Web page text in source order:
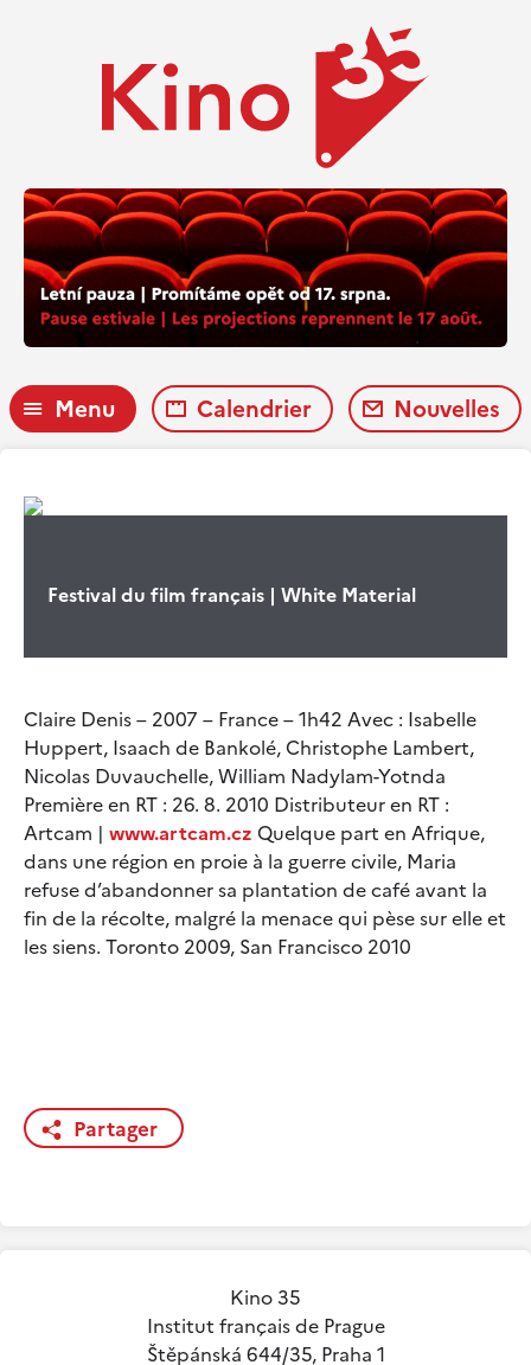
Menu Calendrier Nouvelles
Festival du film français | White Material
Claire Denis – 2007 – France – 1h42 Avec : Isabelle
Huppert, Isaach de Bankolé, Christophe Lambert,
Nicolas Duvauchelle, William Nadylam-Yotnda
Première en RT : 26. 8. 2010 Distributeur en RT :
Artcam | www.artcam.cz Quelque part en Afrique,
dans une région en proie à la guerre civile, Maria
refuse d’abandonner sa plantation de café avant la
fin de la récolte, malgré la menace qui pèse sur elle et
les siens. Toronto 2009, San Francisco 2010
Partager
Kino 35
Institut français de Prague
Štěpánská 644/35, Praha 1